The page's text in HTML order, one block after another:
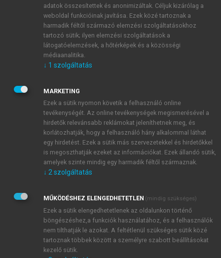
E-MAIL-CÍM
JELSZÓ
JELSZÓ ÚJRA
Kérek értesítést a MeRSZ újdonságairól, akcióiról.
Kérek értesítést az Akadémiai Kiadó Zrt. újdonságairól,
Adatkezelési tájékoztatóbanfoglaltakat tudomásul
veszem és elfogadom.
Általános vásárlási feltételeket, valamint a szotar.netés a
mersz.huoldalak licencszerződéseiben foglaltakat
tudomásul veszem és elfogadom.
adatok összesítettek és anonimizáltak. Céljuk kizárólag a
weboldal funkcióinak javítása. Ezek közé tartoznak a
harmadik féltől származó elemzési szolgáltatásokhoz
tartozó sütik; ilyen elemzési szolgáltatások a
látogatóelemzések, a hőtérképek és a közösségi
médiaanalitika.
↓ 1 szolgáltatás
MARKETING
Ezek a sütik nyomon követik a felhasználó online
tevékenységét. Az online tevékenységek megismerésével a
hirdetők relevánsabb reklámokat jeleníthetnek meg, és
korlátozhatják, hogy a felhasználó hány alkalommal láthat
egy hirdetést. Ezek a sütik más szervezetekkel és hirdetőkkel
is megoszthatják ezeket az információkat. Ezek állandó sütik,
amelyek szinte mindig egy harmadik féltől származnak.
↓ 2 szolgáltatás
MŰKÖDÉSHEZ ELENGEDHETETLEN (mindig szükséges)
Ezek a sütik elengedhetetlenek az oldalunkon történő
böngészéshez,a funkciók használatához, és a felhasználók
nem tilthatják le azokat. A feltétlenül szükséges sütik közé
tartoznak többek között a személyre szabott beállításokat
kezelő sütik.